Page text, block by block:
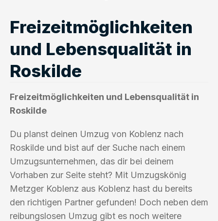
Freizeitmöglichkeiten
und Lebensqualität in
Roskilde
Freizeitmöglichkeiten und Lebensqualität in
Roskilde
Du planst deinen Umzug von Koblenz nach
Roskilde und bist auf der Suche nach einem
Umzugsunternehmen, das dir bei deinem
Vorhaben zur Seite steht? Mit Umzugskönig
Metzger Koblenz aus Koblenz hast du bereits
den richtigen Partner gefunden! Doch neben dem
reibungslosen Umzug gibt es noch weitere